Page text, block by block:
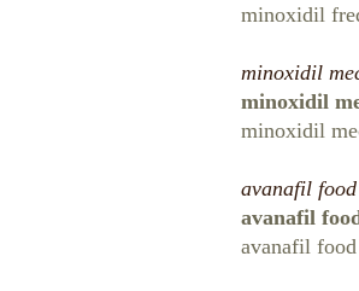
minoxidil
minoxidil
minoxidil
minoxidil
avanafil
avanafil
avanafil